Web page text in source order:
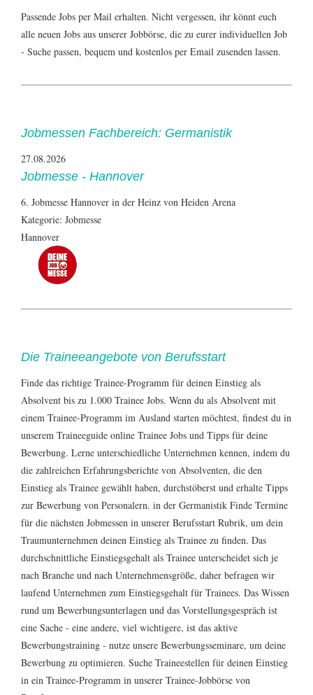
Passende Jobs per Mail erhalten. Nicht vergessen, ihr könnt euch
alle neuen Jobs aus unserer Jobbörse, die zu eurer individuellen Job
- Suche passen, bequem und kostenlos per Email zusenden lassen.
Jobmessen Fachbereich: Germanistik
27.08.2026
Jobmesse - Hannover
6. Jobmesse Hannover in der Heinz von Heiden Arena
Kategorie: Jobmesse
Hannover
Die Traineeangebote von Berufsstart
Finde das richtige Trainee-Programm für deinen Einstieg als
Absolvent bis zu 1.000 Trainee Jobs. Wenn du als Absolvent mit
einem Trainee-Programm im Ausland starten möchtest, findest du in
unserem Traineeguide online Trainee Jobs und Tipps für deine
Bewerbung. Lerne unterschiedliche Unternehmen kennen, indem du
die zahlreichen Erfahrungsberichte von Absolventen, die den
Einstieg als Trainee gewählt haben, durchstöberst und erhalte Tipps
zur Bewerbung von Personalern. in der Germanistik Finde Termine
für die nächsten Jobmessen in unserer Berufsstart Rubrik, um dein
Traumunternehmen deinen Einstieg als Trainee zu finden. Das
durchschnittliche Einstiegsgehalt als Trainee unterscheidet sich je
nach Branche und nach Unternehmensgröße, daher befragen wir
laufend Unternehmen zum Einstiegsgehalt für Trainees. Das Wissen
rund um Bewerbungsunterlagen und das Vorstellungsgespräch ist
eine Sache - eine andere, viel wichtigere, ist das aktive
Bewerbungstraining - nutze unsere Bewerbungsseminare, um deine
Bewerbung zu optimieren. Suche Traineestellen für deinen Einstieg
in ein Trainee-Programm in unserer Trainee-Jobbörse von